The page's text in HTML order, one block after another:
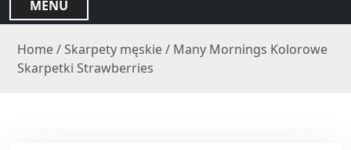
MENU
Home/Skarpety męskie/ Many Mornings Kolorowe
Skarpetki Strawberries